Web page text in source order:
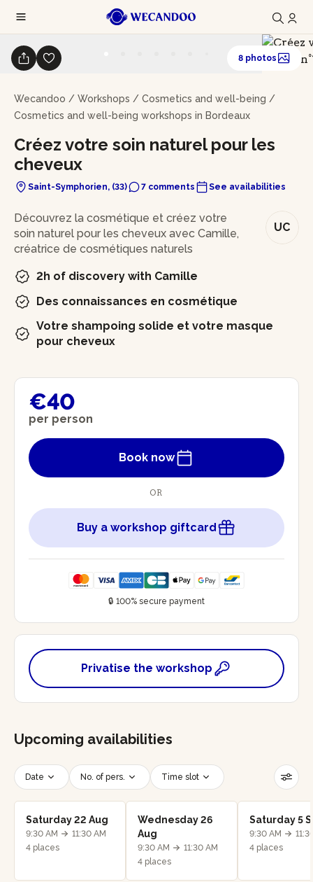
Wecandoo / Workshops / Cosmetics and well-being /
Cosmetics and well-being workshops in Bordeaux
Créez votre soin naturel pour les
cheveux
Saint-Symphorien, (33) 7 comments See availabilities
8 photos
In brief
UC
Découvrez la cosmétique et créez votre
soin naturel pour les cheveux avec Camille,
créatrice de cosmétiques naturels
2h of discovery with Camille
Des connaissances en cosmétique
Votre shampoing solide et votre masque
pour cheveux
€40
per person
Book now
OR
Buy a workshop giftcard
🔒 100% secure payment
Privatise the workshop
Upcoming availabilities
Date No. of pers. Time slot
Reset filters
Saturday 22 Aug
9:30 AM
11:30 AM
4 places
Wednesday 26
Aug
9:30 AM
11:30 AM
4 places
Saturday 5
9:30 AM
4 places